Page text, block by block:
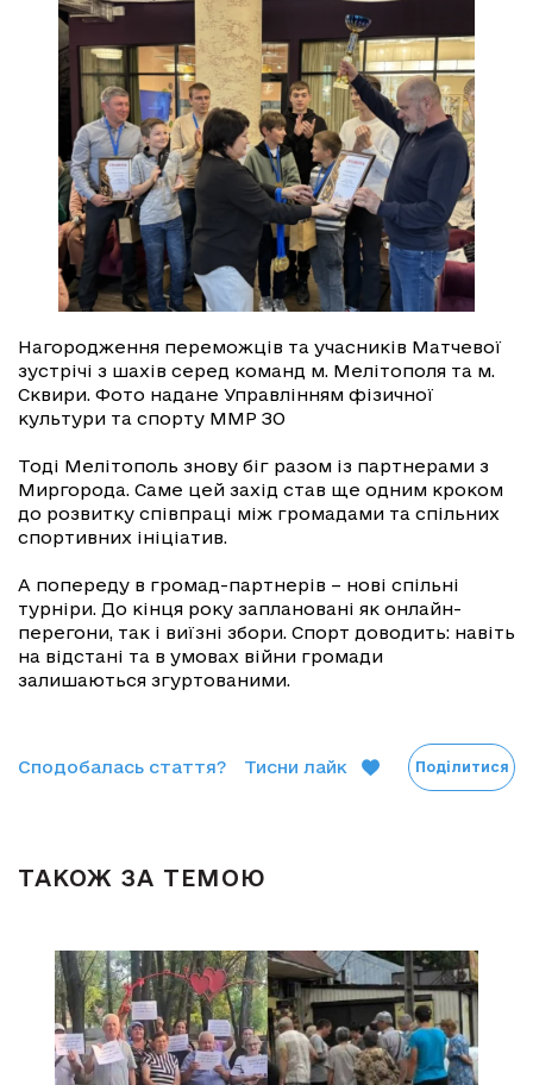
Нагородження переможців та учасників Матчевої
зустрічі з шахів серед команд м. Мелітополя та м.
Сквири. Фото надане Управлінням фізичної
культури та спорту ММР ЗО
Тоді Мелітополь знову біг разом із партнерами з
Миргорода. Саме цей захід став ще одним кроком
до розвитку співпраці між громадами та спільних
спортивних ініціатив.
А попереду в громад-партнерів – нові спільні
турніри. До кінця року заплановані як онлайн-
перегони, так і виїзні збори. Спорт доводить: навіть
на відстані та в умовах війни громади
залишаються згуртованими.
Сподобалась стаття? Тисни лайк Поділитися
ТАКОЖ ЗА ТЕМОЮ